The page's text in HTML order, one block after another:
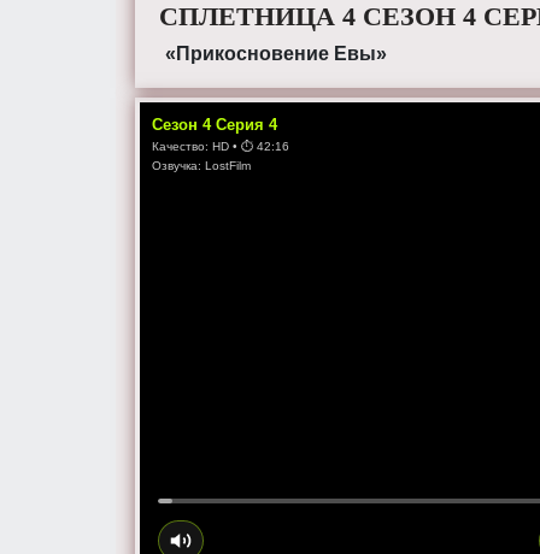
СПЛЕТНИЦА 4 СЕЗОН 4
«Прикосновение Евы»
Сезон4 Серия4
Качество:HD • ⏱42:16
Озвучка:LostFilm